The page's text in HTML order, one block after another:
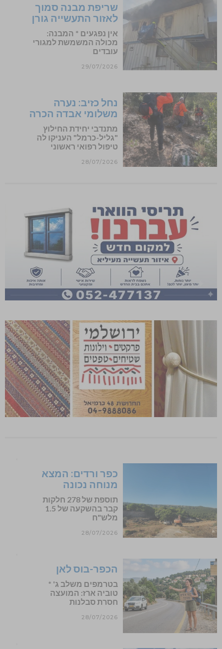
שריפת מבנה סמוך
לאזור התעשייה גורן
אין נפגעים * המבנה:
מכולה המשמשת למגורי
עובדים
29/07/2026
נחל כזיב: נערה
משלומי אבדה הכרה
מתנדבי יחידת החילוץ
"גליל-כרמל" העניקו לה
טיפול רפואי ראשוני
28/07/2026
כפר ורדים: המצא
מנוחה נכונה
תוספת של 278 חלקות
קבר בהשקעה של 1.5
מלש"ח
28/07/2026
הכפר-בוס לאן
בטרמפים משלב ג' *
טוביה ארז: המועצה
חסרת סבלנות
28/07/2026